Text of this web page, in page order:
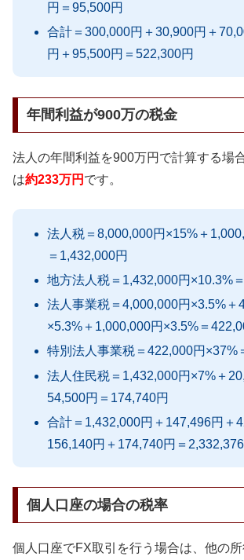
円＝95,500円
合計＝300,000円＋30,900円＋
円＋95,500円＝522,300円
年間利益が900万の税金
法人の年間利益を900万円で計算する場
は約233万円 です。
法人税＝8,000,000円×15%＋
＝1,432,000円
地方法人税＝1,432,000円×10.3%
法人事業税＝4,000,000円×3.5%＋
×5.3%＋1,000,000円×3.5%＝
特別法人事業税＝422,000円×37%
法人住民税＝1,432,000円×7%＋
54,500円＝174,740円
合計＝1,432,000円＋147,496円＋
156,140円＋174,740円＝
個人口座の場合の税率
個人口座でFX取引を行う場合は、他の